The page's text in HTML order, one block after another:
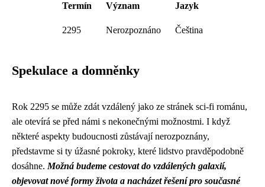
Termín Význam Jazyk
2295 Nerozpoznáno Čeština
Spekulace a domněnky
Rok 2295 se může zdát vzdálený jako ze stránek sci-fi románu,
ale otevírá se před námi s nekonečnými možnostmi. I když
některé aspekty budoucnosti zůstávají nerozpoznány,
představme si ty úžasné pokroky, které lidstvo pravděpodobně
dosáhne. Možná budeme cestovat do vzdálených galaxií,
objevovat nové formy života a nacházet řešení pro současné